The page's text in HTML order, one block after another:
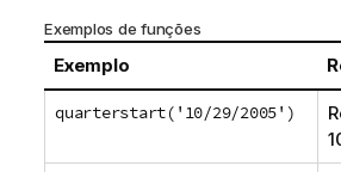
Exemplos de funções
Exemplo
quarterstart('10/29/2005')